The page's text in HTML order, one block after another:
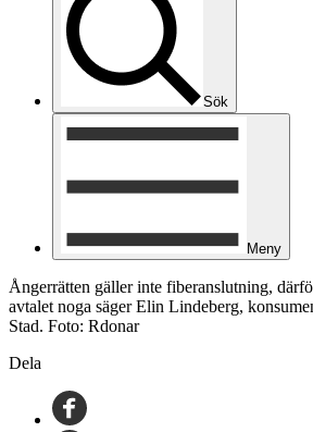
Sök
Meny
Ångerrätten gäller inte fiberanslutning,
avtalet noga säger Elin Lindeberg,
Stad. Foto: Rdonar
Dela